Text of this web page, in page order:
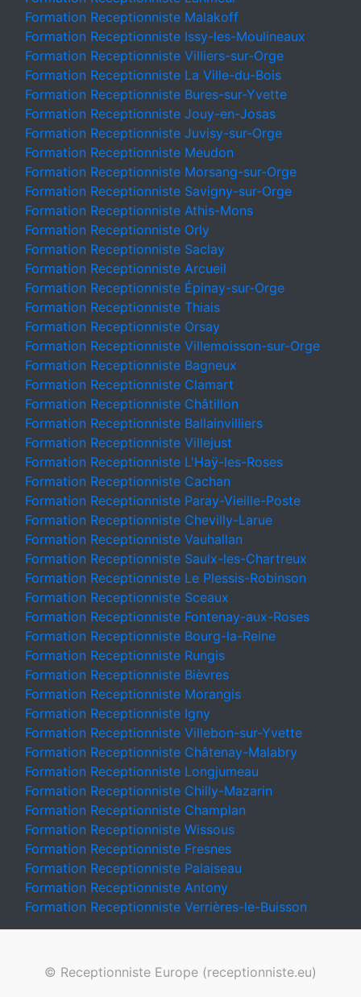
Formation Receptionniste Malakoff
Formation Receptionniste Issy-les-Moulineaux
Formation Receptionniste Villiers-sur-Orge
Formation Receptionniste La Ville-du-Bois
Formation Receptionniste Bures-sur-Yvette
Formation Receptionniste Jouy-en-Josas
Formation Receptionniste Juvisy-sur-Orge
Formation Receptionniste Meudon
Formation Receptionniste Morsang-sur-Orge
Formation Receptionniste Savigny-sur-Orge
Formation Receptionniste Athis-Mons
Formation Receptionniste Orly
Formation Receptionniste Saclay
Formation Receptionniste Arcueil
Formation Receptionniste Épinay-sur-Orge
Formation Receptionniste Thiais
Formation Receptionniste Orsay
Formation Receptionniste Villemoisson-sur-Orge
Formation Receptionniste Bagneux
Formation Receptionniste Clamart
Formation Receptionniste Châtillon
Formation Receptionniste Ballainvilliers
Formation Receptionniste Villejust
Formation Receptionniste L'Haÿ-les-Roses
Formation Receptionniste Cachan
Formation Receptionniste Paray-Vieille-Poste
Formation Receptionniste Chevilly-Larue
Formation Receptionniste Vauhallan
Formation Receptionniste Saulx-les-Chartreux
Formation Receptionniste Le Plessis-Robinson
Formation Receptionniste Sceaux
Formation Receptionniste Fontenay-aux-Roses
Formation Receptionniste Bourg-la-Reine
Formation Receptionniste Rungis
Formation Receptionniste Bièvres
Formation Receptionniste Morangis
Formation Receptionniste Igny
Formation Receptionniste Villebon-sur-Yvette
Formation Receptionniste Châtenay-Malabry
Formation Receptionniste Longjumeau
Formation Receptionniste Chilly-Mazarin
Formation Receptionniste Champlan
Formation Receptionniste Wissous
Formation Receptionniste Fresnes
Formation Receptionniste Palaiseau
Formation Receptionniste Antony
Formation Receptionniste Verrières-le-Buisson
© Receptionniste Europe (receptionniste.eu)